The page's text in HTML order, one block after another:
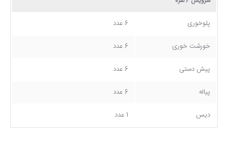
پلوخوری 6 عدد
خورشت خوری 6 عدد
پیش دستی 6 عدد
پیاله 6 عدد
دیس 1 عدد